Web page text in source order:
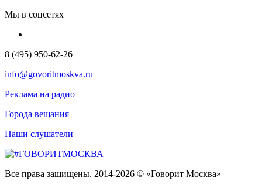
Мы в соцсетях
8 (495) 950-62-26
info@govoritmoskva.ru
Реклама на радио
Города вещания
Наши слушатели
Все права защищены. 2014-2026 © «Говорит Москва»